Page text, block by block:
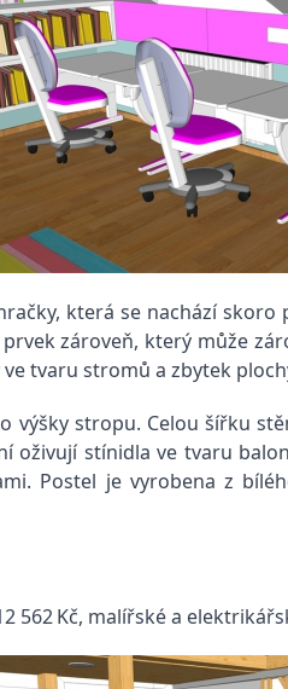
která se nachází
zároveň, který může
tvaru stromů a zbytek
výšky stropu. Celou šířku
oživují stínidla ve tvaru
Postel je vyrobena z
562 Kč, malířské a